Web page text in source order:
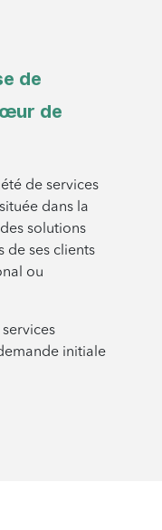
de
de
de services
dans la
solutions
de ses clients
ou
initiale